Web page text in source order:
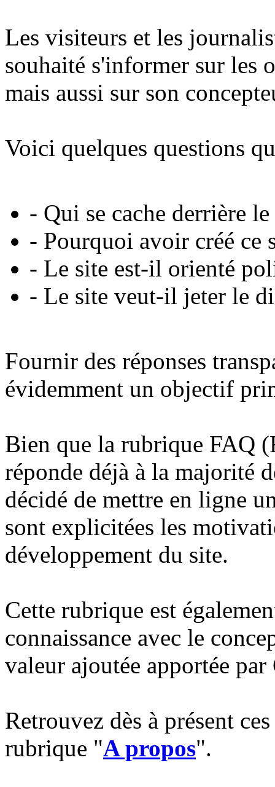
Les visiteurs et les
souhaité s'informer sur les
mais aussi sur son
Voici quelques questions
- Qui se cache derrière le
- Pourquoi avoir créé ce
- Le site est-il orienté
- Le site veut-il jeter le
Fournir des réponses
évidemment un objectif
Bien que la rubrique FAQ
réponde déjà à la majorité
décidé de mettre en ligne
sont explicitées les
développement du site.
Cette rubrique est
connaissance avec le
valeur ajoutée apportée
Retrouvez dès à présent
rubrique "A propos".